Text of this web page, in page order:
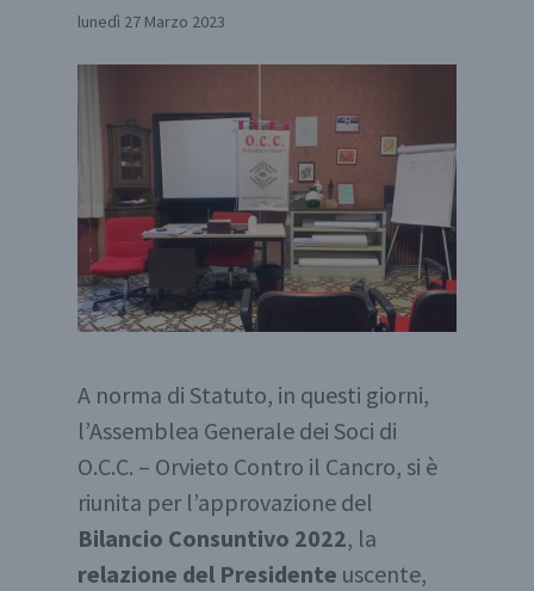
lunedì 27 Marzo 2023
A norma di Statuto, in questi giorni,
l’Assemblea Generale dei Soci di
O.C.C. – Orvieto Contro il Cancro, si è
riunita per l’approvazione del
Bilancio Consuntivo 2022, la
relazione del Presidente uscente,